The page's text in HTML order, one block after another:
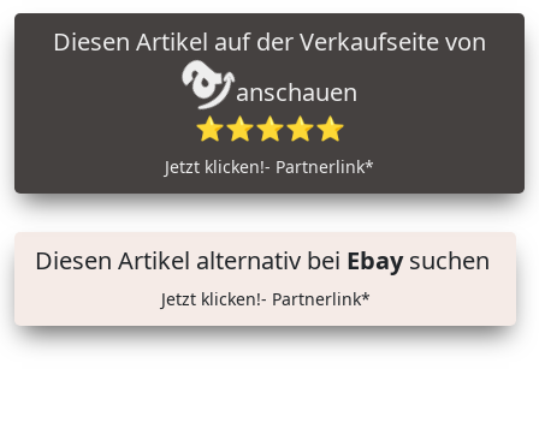
anschauen
⭐⭐⭐⭐⭐
Jetzt klicken!- Partnerlink*
Diesen Artikel alternativ bei Ebaysuchen
Jetzt klicken!- Partnerlink*